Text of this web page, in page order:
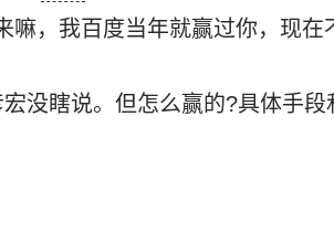
，我百度当年就赢过你，现在
没瞎说。但怎么赢的?具体手